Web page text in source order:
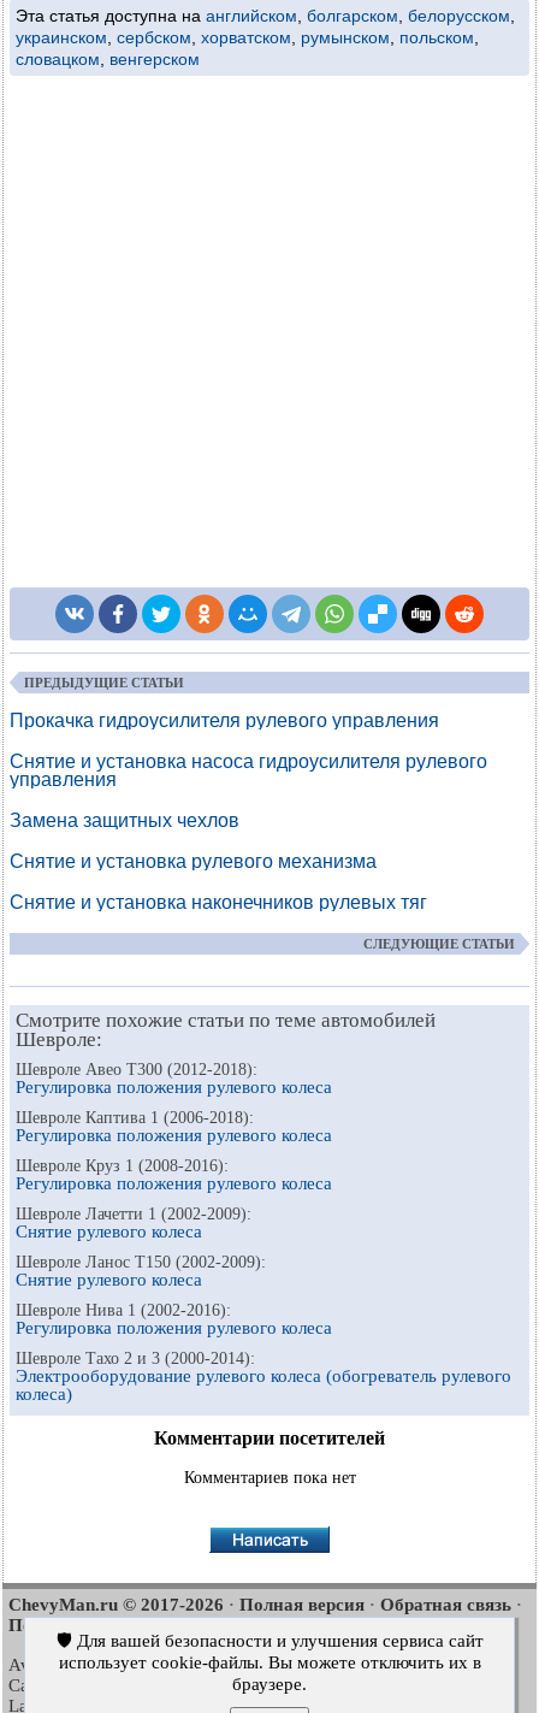
Эта статья доступна на английском болгарском белорусском
украинском сербском хорватском румынском польском
словацком
венгерском
ПРЕДЫДУЩИЕ СТАТЬИ
Прокачка гидроусилителя рулевого управления
Снятие и установка насоса гидроусилителя рулевого
управления
Замена защитных чехлов
Снятие и установка рулевого механизма
Снятие и установка наконечников рулевых тяг
СЛЕДУЮЩИЕ СТАТЬИ
Смотрите похожие статьи по теме автомобилей
Шевроле:
Шевроле Авео Т300 (2012-2018):
Регулировка положения рулевого колеса
Шевроле Каптива 1 (2006-2018):
Регулировка положения рулевого колеса
Шевроле Круз 1 (2008-2016):
Регулировка положения рулевого колеса
Шевроле Лачетти 1 (2002-2009):
Снятие рулевого колеса
Шевроле Ланос Т150 (2002-2009):
Снятие рулевого колеса
Шевроле Нива 1 (2002-2016):
Регулировка положения рулевого колеса
Шевроле Тахо 2 и 3 (2000-2014):
Электрооборудование рулевого колеса (обогреватель рулевого
колеса)
Комментарии посетителей
Комментариев пока нет
ChevyMan.ru © 2017-2026 · Полная версия · Обратная связь ·
Поиск по сайту
Aveo 2003-2008·Aveo2006-2011·Aveo2012-2018·
Captiva 2008-2016·Lacetti
Lanos 2002-2016·Tahoe
🛡️ Для вашей безопасности и улучшения сервиса сайт
использует cookie-файлы. Вы можете отключить их в
браузере.